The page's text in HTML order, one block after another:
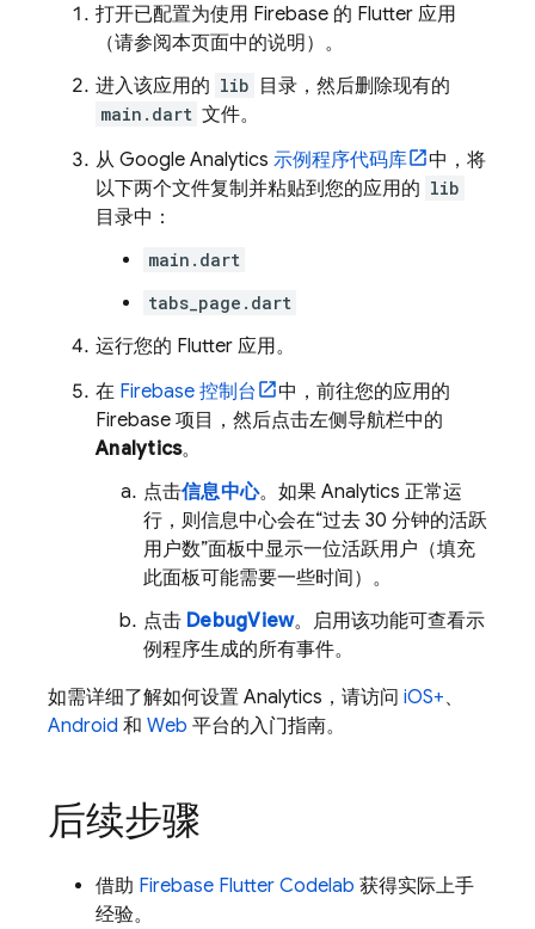
打开已配置为使用 Firebase 的 Flutter 应用
（请参阅本页面中的说明）。
进入该应用的 lib 目录，然后删除现有的
main.dart 文件。
从 Google Analytics 示例程序代码库
中，将
以下两个文件复制并粘贴到您的应用的 lib
目录中：
main.dart
tabs_page.dart
运行您的 Flutter 应用。
在 Firebase 控制台
中，前往您的应用的
Firebase 项目，然后点击左侧导航栏中的
Analytics。
点击信息中心。如果 Analytics 正常运
行，则信息中心会在“过去 30 分钟的活跃
用户数”面板中显示一位活跃用户（填充
此面板可能需要一些时间）。
点击 DebugView。启用该功能可查看示
例程序生成的所有事件。
如需详细了解如何设置 Analytics ，请访问 iOS+、
Android 和 Web 平台的入门指南。
后续步骤
借助 Firebase Flutter Codelab 获得实际上手
经验。